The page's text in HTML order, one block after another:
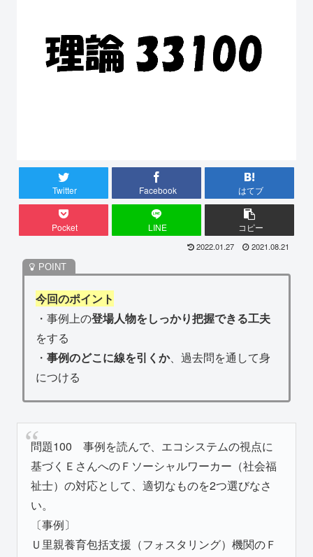
Twitter Facebook はてブ
Pocket LINE コピー
2022.01.27 2021.08.21
今回のポイント
・事例上の登場人物をしっかり把握できる工夫
をする
・ 事例のどこに線を引くか、過去問を通して身
につける
問題100 事例を読んで、エコシステムの視点に
基づくＥさんへのＦソーシャルワーカー（社会福
祉士）の対応として、適切なものを2つ選びなさ
い。
〔事例〕
Ｕ里親養育包括支援（フォスタリング）機関のＦ